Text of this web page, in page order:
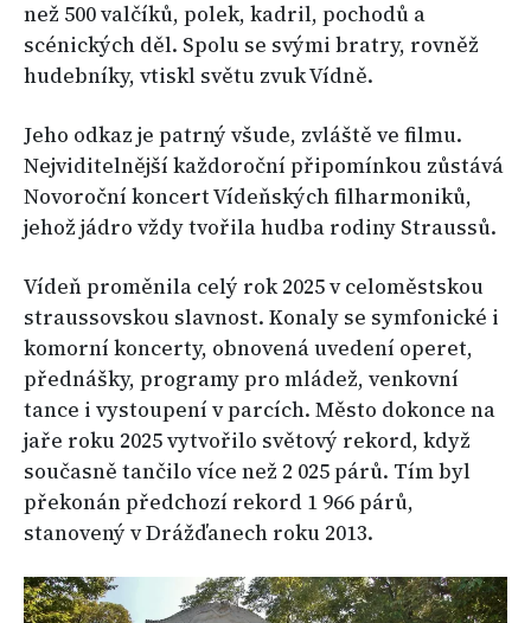
než 500 valčíků, polek, kadril, pochodů a
scénických děl. Spolu se svými bratry, rovněž
hudebníky, vtiskl světu zvuk Vídně.
Jeho odkaz je patrný všude, zvláště ve filmu.
Nejviditelnější každoroční připomínkou zůstává
Novoroční koncert Vídeňských filharmoniků,
jehož jádro vždy tvořila hudba rodiny Straussů.
Vídeň proměnila celý rok 2025 v celoměstskou
straussovskou slavnost. Konaly se symfonické i
komorní koncerty, obnovená uvedení operet,
přednášky, programy pro mládež, venkovní
tance i vystoupení v parcích. Město dokonce na
jaře roku 2025 vytvořilo světový rekord, když
současně tančilo více než 2 025 párů. Tím byl
překonán předchozí rekord 1 966 párů,
stanovený v Drážďanech roku 2013.